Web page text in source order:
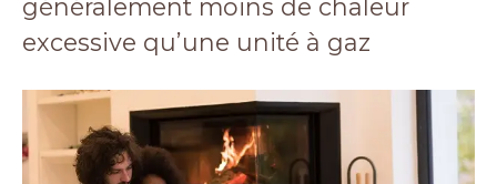
généralement moins de chaleur
excessive qu’une unité à gaz